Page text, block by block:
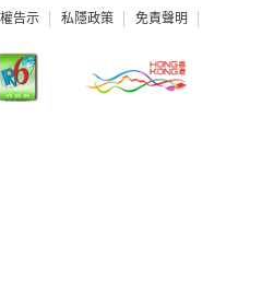
告示 私隱政策 免責聲明